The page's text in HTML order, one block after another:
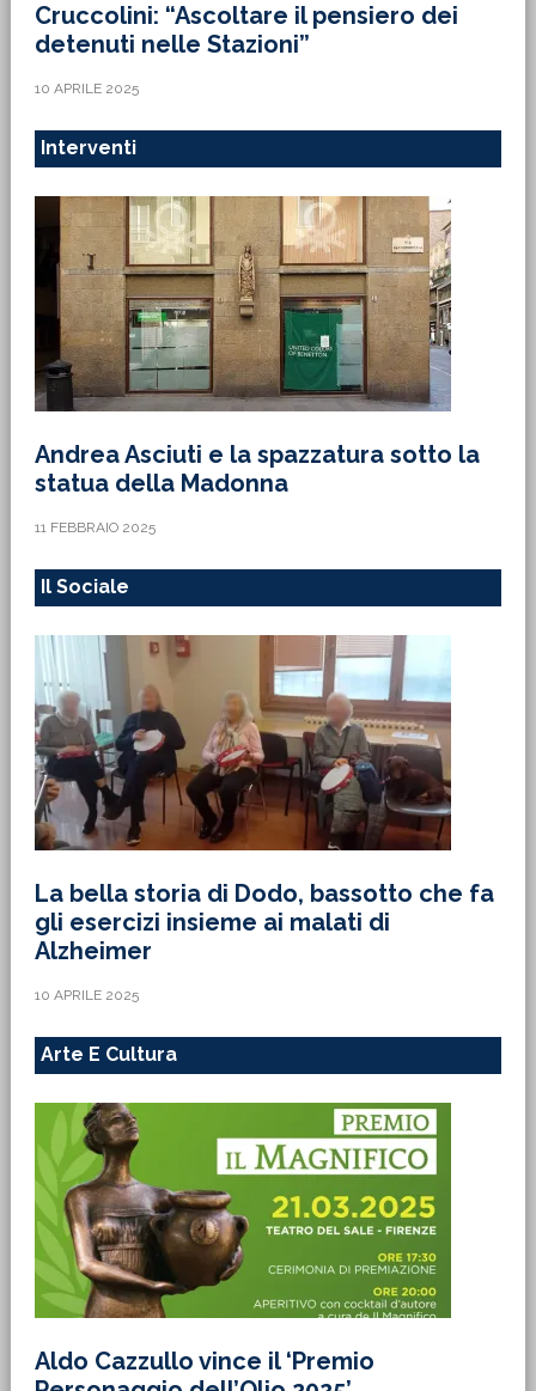
Cruccolini: “Ascoltare il pensiero dei
detenuti nelle Stazioni”
10 APRILE 2025
Interventi
Andrea Asciuti e la spazzatura sotto la
statua della Madonna
11 FEBBRAIO 2025
Il Sociale
La bella storia di Dodo, bassotto che fa
gli esercizi insieme ai malati di
Alzheimer
10 APRILE 2025
Arte E Cultura
Aldo Cazzullo vince il ‘Premio